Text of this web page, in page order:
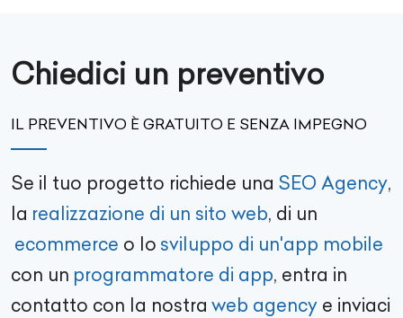
Chiedici un preventivo
IL PREVENTIVO È GRATUITO E SENZA IMPEGNO
Se il tuo progetto richiede una SEO Agency,
la realizzazione di un sito web, di un
ecommerce o lo sviluppo di un'app mobile
con un programmatore di app, entra in
contatto con la nostra web agency e inviaci